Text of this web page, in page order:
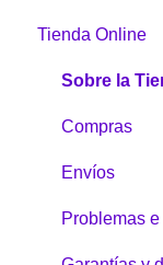
¿Cómo
¿Cómo
¿Cómo
¿Cómo
Botón
Tienda Online
Tienda Online
Sobre la
Compras
Envíos
Problemas